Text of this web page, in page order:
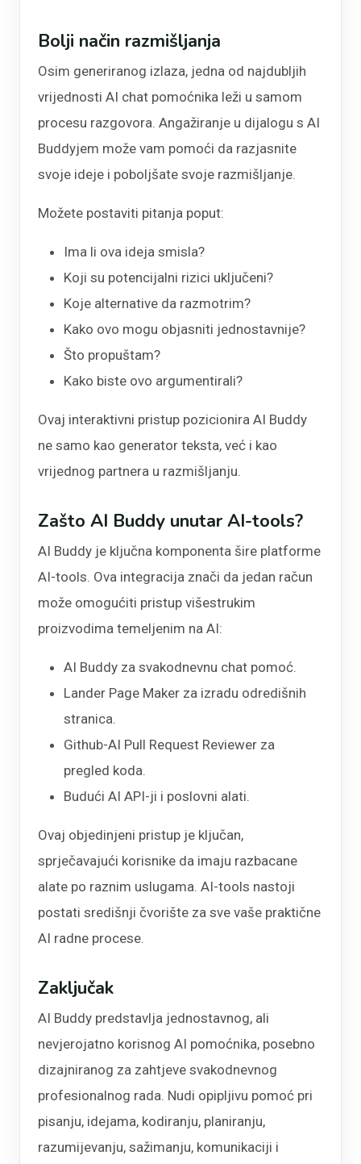
Bolji način razmišljanja
Osim generiranog izlaza, jedna od najdubljih
vrijednosti AI chat pomoćnika leži u samom
procesu razgovora. Angažiranje u dijalogu s AI
Buddyjem može vam pomoći da razjasnite
svoje ideje i poboljšate svoje razmišljanje.
Možete postaviti pitanja poput:
Ima li ova ideja smisla?
Koji su potencijalni rizici uključeni?
Koje alternative da razmotrim?
Kako ovo mogu objasniti jednostavnije?
Što propuštam?
Kako biste ovo argumentirali?
Ovaj interaktivni pristup pozicionira AI Buddy
ne samo kao generator teksta, već i kao
vrijednog partnera u razmišljanju.
Zašto AI Buddy unutar AI-tools?
AI Buddy je ključna komponenta šire platforme
AI-tools. Ova integracija znači da jedan račun
može omogućiti pristup višestrukim
proizvodima temeljenim na AI:
AI Buddy za svakodnevnu chat pomoć.
Lander Page Maker za izradu odredišnih
stranica.
Github-AI Pull Request Reviewer za
pregled koda.
Budući AI API-ji i poslovni alati.
Ovaj objedinjeni pristup je ključan,
sprječavajući korisnike da imaju razbacane
alate po raznim uslugama. AI-tools nastoji
postati središnji čvorište za sve vaše praktične
AI radne procese.
Zaključak
AI Buddy predstavlja jednostavnog, ali
nevjerojatno korisnog AI pomoćnika, posebno
dizajniranog za zahtjeve svakodnevnog
profesionalnog rada. Nudi opipljivu pomoć pri
pisanju, idejama, kodiranju, planiranju,
razumijevanju, sažimanju, komunikaciji i